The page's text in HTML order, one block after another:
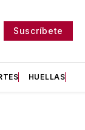
Suscríbete
HUELLAS